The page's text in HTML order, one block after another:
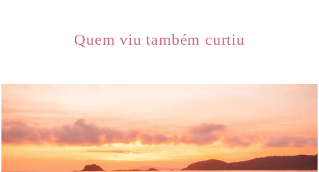
Quem viu também curtiu